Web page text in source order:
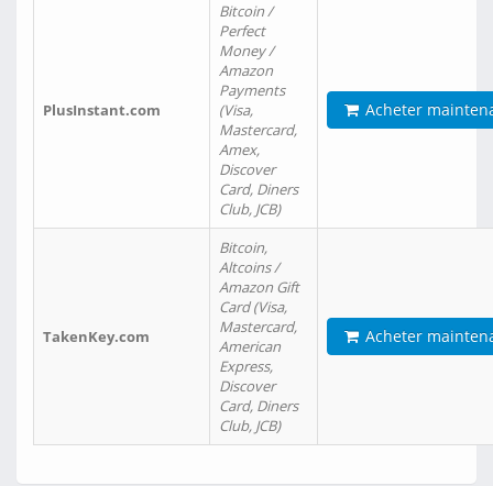
PlusInstant.com
Bitcoin /
Perfect
Money /
Amazon
Payments
(Visa,
Mastercard,
Amex,
Discover
Card, Diners
Club, JCB)
Acheter
TakenKey.com
Bitcoin,
Altcoins /
Amazon Gift
Card (Visa,
Mastercard,
American
Express,
Discover
Card, Diners
Club, JCB)
Acheter